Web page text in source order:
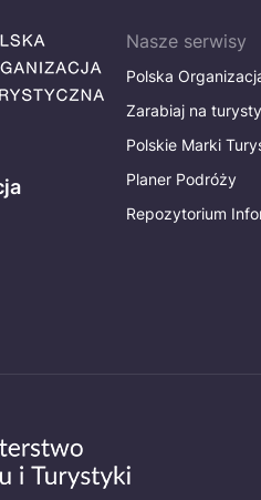
Nasze serwisy
Polska
Zarabiaj na
Polskie Marki
Planer Podróży
Repozytorium